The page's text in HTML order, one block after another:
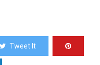
Tweet It